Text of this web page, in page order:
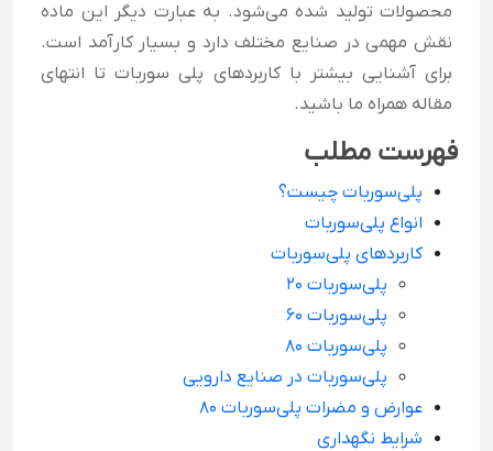
محصولات تولید شده می‌شود. به عبارت دیگر این ماده
نقش مهمی در صنایع مختلف دارد و بسیار کارآمد است.
برای آشنایی بیشتر با کاربردهای پلی سوربات تا انتهای
مقاله همراه ما باشید.
فهرست مطلب
پلی‌سوربات چیست؟
انواع پلی‌سوربات
کاربردهای پلی‌سوربات
پلی‌سوربات 20
پلی‌سوربات 60
پلی‌سوربات 80
پلی‌سوربات در صنایع دارویی
عوارض و مضرات پلی‌سوربات 80
شرایط نگهداری